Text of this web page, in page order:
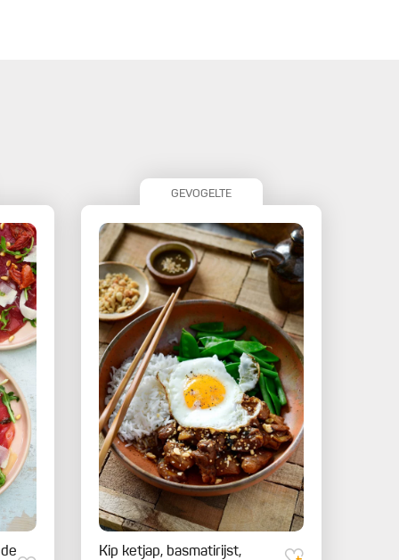
GEVOGELTE
Kip ketjap, basmatirijst,